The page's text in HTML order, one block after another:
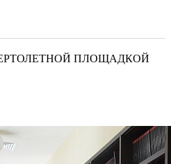
ПЛОЩАДКОЙ